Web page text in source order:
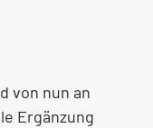
von nun an
Ergänzung